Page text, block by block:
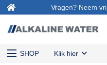
Vragen? Neem
SHOP Klik hier